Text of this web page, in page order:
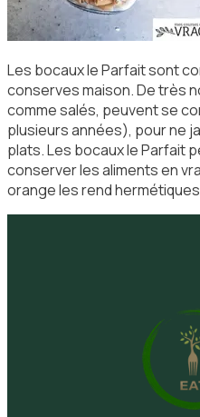
Les bocaux le Parfait sont
conserves maison. De très
comme salés, peuvent se
plusieurs années), pour ne
plats. Les bocaux le Parfait
conserver les aliments en
orange les rend